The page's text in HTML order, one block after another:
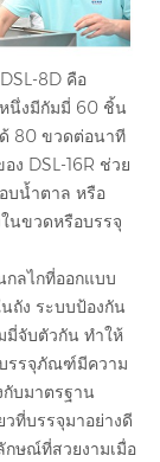
DSL-8D คือ
นึ่งมีกัมมี่ 60 ชิ้น
ด้ 80 ขวดต่อนาที
ง DSL-16R ช่วย
บน้ำตาล หรือ
นขวดหรือบรรจุ
กลไกที่ออกแบบ
ถัง ระบบป้องกัน
มี่จับตัวกัน ทำให้
รรจุภัณฑ์มีความ
บมาตรฐาน
ที่บรรจุมาอย่างดี
ษณ์ที่สวยงามเมื่อ